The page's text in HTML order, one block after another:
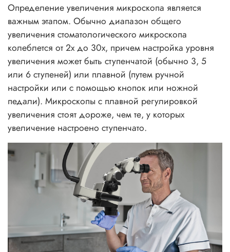
Определение увеличения микроскопа является
важным этапом. Обычно диапазон общего
увеличения стоматологического микроскопа
колеблется от 2х до 30х, причем настройка уровня
увеличения может быть ступенчатой (обычно 3, 5
или 6 ступеней) или плавной (путем ручной
настройки или с помощью кнопок или ножной
педали). Микроскопы с плавной регулировкой
увеличения стоят дороже, чем те, у которых
увеличение настроено ступенчато.